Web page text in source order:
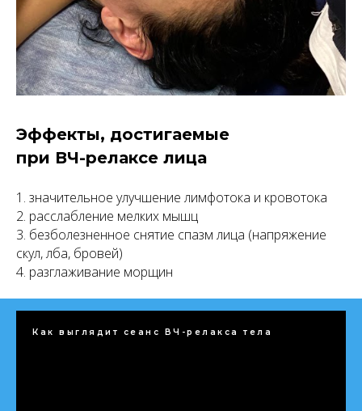
Эффекты, достигаемые
при ВЧ-релаксе лица
1. значительное улучшение лимфотока и кровотока
2. расслабление мелких мышц
3. безболезненное снятие спазм лица (напряжение
скул, лба, бровей)
4. разглаживание морщин
Как выглядит сеанс ВЧ-релакса тела